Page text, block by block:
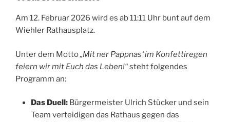
Am 12. Februar 2026 wird es ab 11:11 Uhr bunt auf dem
Wiehler Rathausplatz.
Unter dem Motto„Mit ner Pappnas‘ im Konfettiregen
feiern wir mit Euch das Leben!“steht folgendes
Programm an:
Das Duell: Bürgermeister Ulrich Stücker und sein
Team verteidigen das Rathaus gegen das